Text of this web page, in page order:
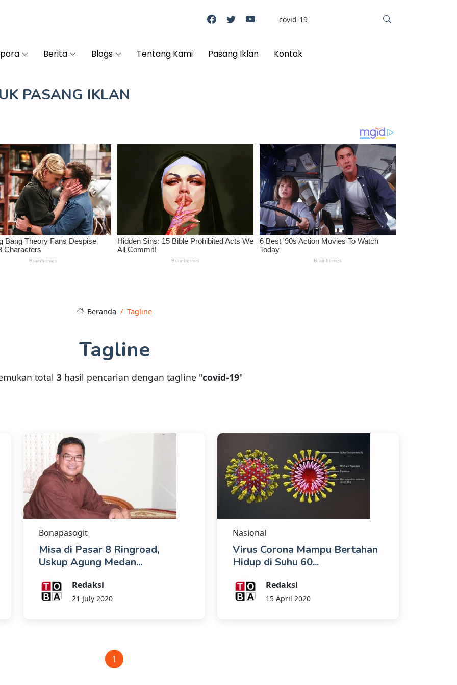
Berita Blogs Tentang Kami Pasang Iklan Kontak
PASANG IKLAN
Beranda Tagline
Tagline
total 3 hasil pencarian dengan tagline "covid-19"
Bonapasogit
Misa di Pasar 8 Ringroad,
Uskup Agung Medan...
Redaksi
21 July 2020
Nasional
Virus Corona Mampu Bertahan
Hidup di Suhu 60...
Redaksi
15 April 2020
1